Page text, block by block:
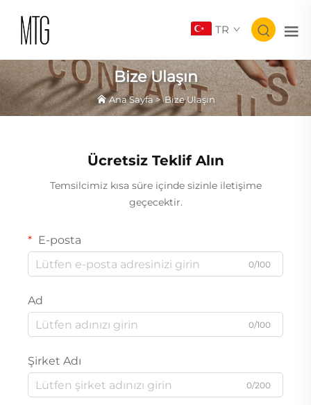
TR
Bize Ulaşın
Ana Sayfa>Bize Ulaşın
Ücretsiz Teklif Alın
Temsilcimiz kısa süre içinde sizinle iletişime
geçecektir.
E-posta
0/100
Ad
0/100
Şirket Adı
0/200